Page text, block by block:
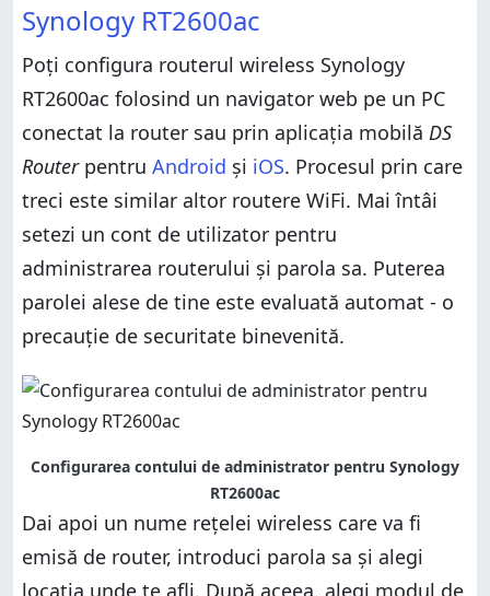
Synology RT2600ac
Poți configura routerul wireless Synology
RT2600ac folosind un navigator web pe un PC
conectat la router sau prin aplicația mobilă DS
Routerpentru Android și iOS. Procesul prin care
treci este similar altor routere WiFi. Mai întâi
setezi un cont de utilizator pentru
administrarea routerului și parola sa. Puterea
parolei alese de tine este evaluată automat - o
precauție de securitate binevenită.
Configurarea contului de administrator pentru Synology
RT2600ac
Dai apoi un nume rețelei wireless care va fi
emisă de router, introduci parola sa și alegi